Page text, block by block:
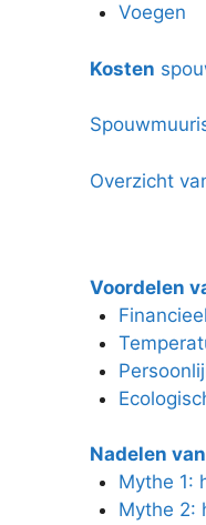
Voegen
Kosten
Overzicht
Voordelen
Nadelen
Mythe 1:
Mythe 2: